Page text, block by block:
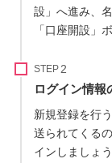
設」へ進み、
「口座開設」
STEP
ログイン情報
新規登録を行
送られてくる
インしましょう